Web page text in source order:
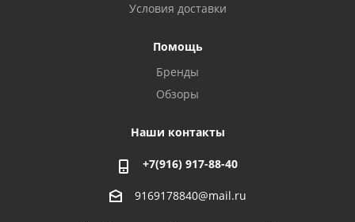
Условия доставки
Помощь
Бренды
Обзоры
Наши контакты
+7(916) 917-88-40
9169178840@mail.ru